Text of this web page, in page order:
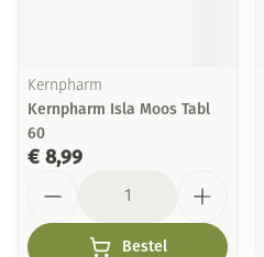
Kernpharm
Kernpharm Isla Moos Tabl
60
€ 8,99
Bestel